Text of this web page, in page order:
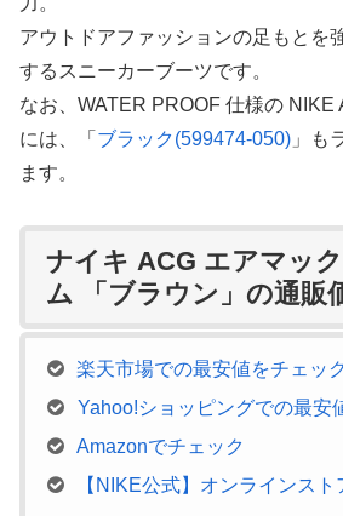
アウトドアファッションの足もとを
するスニーカーブーツです。
なお、WATER PROOF 仕様の NIKE
には、「 ブラック(599474-050) 」も
ます。
ナイキ ACG エアマッ
ム 「ブラウン」の通販
楽天市場での最安値をチェッ
Yahoo!ショッピングでの最安
Amazonでチェック
【NIKE公式】オンラインスト